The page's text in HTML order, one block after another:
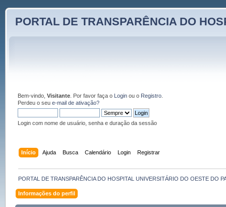
PORTAL DE TRANSPARÊNCIA DO
Bem-vindo, Visitante. Por favor faça o Loginou o Registro.
Perdeu o seu e-mail de ativação?
Login com nome de usuário, senha e duração da sessão
Início Ajuda Busca Calendário Login Registrar
PORTAL DE TRANSPARÊNCIA DO HOSPITAL UNIVERSITÁRIO DO OESTE DO
Informações do perfil